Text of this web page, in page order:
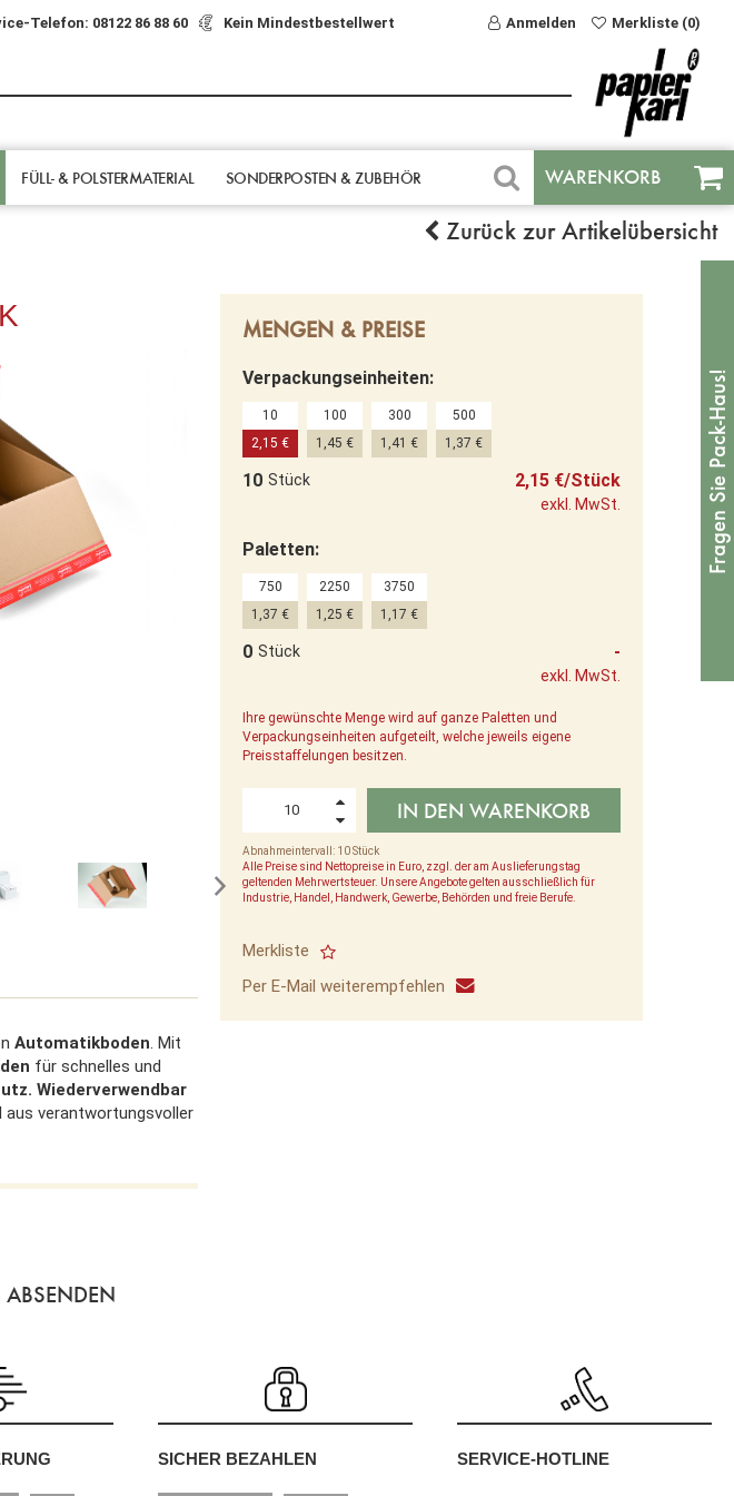
Telefon: 08122 86 88 60 Kein Mindestbestellwert Anmelden Merkliste (0)
Zurück zur Artikelübersicht
FÜLL- & POLSTER­MATERIAL SONDERPOSTEN & ZUBEHÖR WARENKORB
Automatikboden. Mit
für schnelles und
Wiederverwendbar
aus verantwortungsvoller
MENGEN & PREISE
Verpackungseinheiten:
10
2,15 €
100
1,45 €
300
1,41 €
500
1,37 €
10 Stück 2,15 €/Stück
exkl. MwSt.
Paletten:
750
1,37 €
2250
1,25 €
3750
1,17 €
0 Stück -
exkl. MwSt.
Ihre gewünschte Menge wird auf ganze Paletten und
Verpackungseinheiten aufgeteilt, welche jeweils eigene
Preisstaffelungen besitzen.
Abnahmeintervall: 10 Stück
Alle Preise sind Nettopreise in Euro, zzgl. der am Auslieferungstag
geltenden Mehrwertsteuer. Unsere Angebote gelten ausschließlich für
Industrie, Handel, Handwerk, Gewerbe, Behörden und freie Berufe.
IN DEN WARENKORB
Merkliste
Per E-Mail weiterempfehlen
SICHER BEZAHLEN SERVICE-HOTLINE